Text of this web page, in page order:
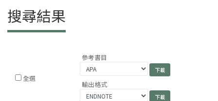
搜尋結果
全選
參考書目
輸出格式